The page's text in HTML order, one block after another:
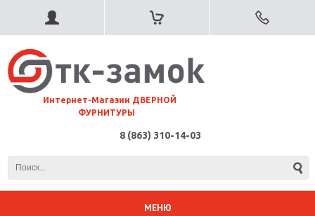
⠀Интернет-Магазин ДВЕРНОЙ
ФУРНИТУРЫ
8 (863) 310-14-03
МЕНЮ